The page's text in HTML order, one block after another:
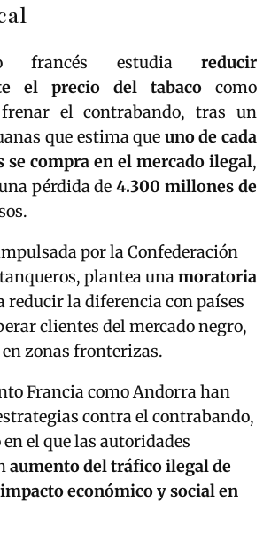
francés estudia reducir
el precio del tabaco como
el contrabando, tras un
que estima que uno de cada
se compra en el mercado ilegal,
pérdida de4.300 millones de
por la Confederación
plantea unamoratoria
reducir la diferencia con países
clientes del mercado negro,
zonas fronterizas.
Francia como Andorra han
contra el contrabando,
el que las autoridades
aumento del tráfico ilegal de
económico y social en